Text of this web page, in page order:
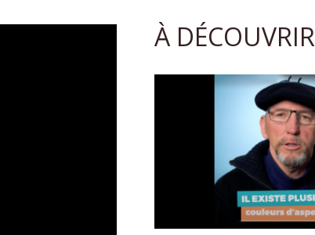
À DÉCOUVRIR